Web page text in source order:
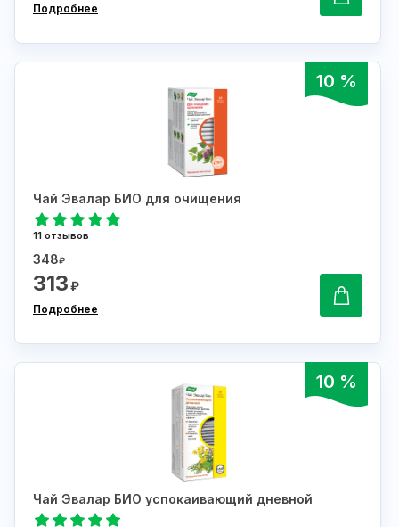
Подробнее
10 %
Чай Эвалар БИО для очищения
11 отзывов
348₽
313₽
Подробнее
10 %
Чай Эвалар БИО успокаивающий дневной